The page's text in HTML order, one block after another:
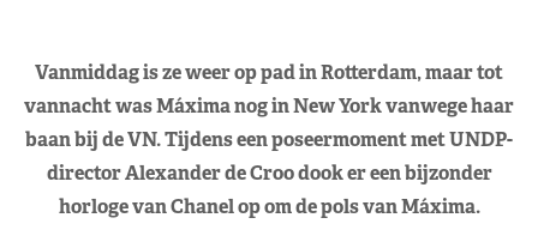
Vanmiddag is ze weer op pad in Rotterdam, maar tot
vannacht was Máxima nog in New York vanwege haar
baan bij de VN. Tijdens een poseermoment met UNDP-
director Alexander de Croo dook er een bijzonder
horloge van Chanel op om de pols van Máxima.